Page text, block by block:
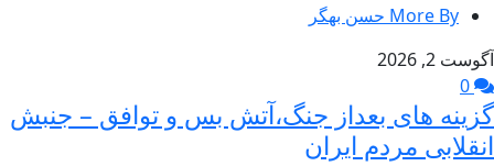
More By حسن بهگر
آگوست 2, 2026
گزینه های بعداز جنگ،آتش بس و توافق – جنبش
انقلابی مردم ایران